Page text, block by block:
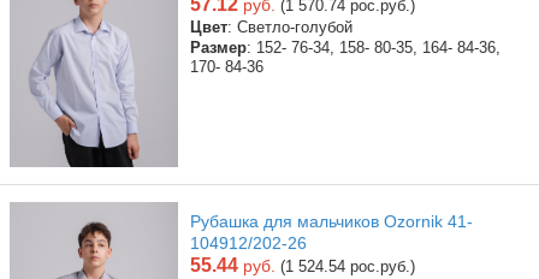
57.12 руб. (1 570.74 рос.руб.)
Цвет: Светло-голубой
Размер: 152- 76-34, 158- 80-35, 164- 84-36,
170- 84-36
Рубашка для мальчиков Ozornik 41-
104912/202-26
55.44 руб. (1 524.54 рос.руб.)